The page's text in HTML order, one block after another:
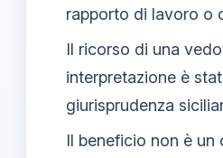
rapporto di lavoro o
Il ricorso di una
interpretazione è
giurisprudenza
Il beneficio non è un